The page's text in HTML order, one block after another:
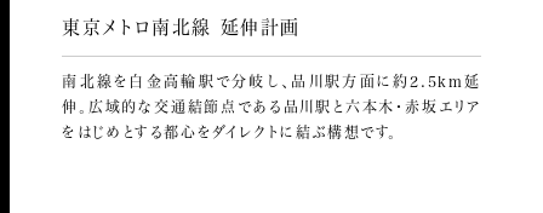
東京メトロ南北線 延伸計画
南北線を白金高輪駅で分岐し、品川駅方面に約2.5km延
伸。広域的な交通結節点である品川駅と六本木・赤坂エリア
をはじめとする都心をダイレクトに結ぶ構想です。